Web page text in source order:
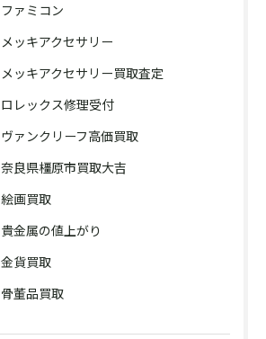
ファミコン
メッキアクセサリー
メッキアクセサリー買取査定
ロレックス修理受付
ヴァンクリーフ高価買取
奈良県橿原市買取大吉
絵画買取
貴金属の値上がり
金貨買取
骨董品買取